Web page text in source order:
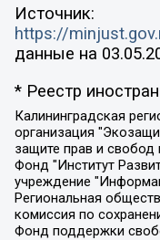
Источник:
https://
данные на
* Реестр
Калининградская региональная общественная организация "Экозащита!-Женсовет", Фонд содействия защите прав и свобод граждан "Общественный вердикт", Фонд "Институт Развития Свободы Информации", Частное учреждение "Информационное агентство МЕМО. РУ", Региональная общественная организация "Общественная комиссия по сохранению наследия академика Сахарова", Фонд поддержки свободы прессы, Санкт-Петербургская общественная правозащитная организация "Гражданский контроль", Межрегиональная общественная организация "Информационно-просветительский центр "Мемориал", Региональный Фонд "Центр Защиты Прав Средств Массовой Информации", с 05.12.2023 Фонд "Центр Защиты Прав Средств массовой информации", Региональная общественная благотворительная организация помощи беженцам и мигрантам "Гражданское содействие", Негосударственное образовательное учреждение дополнительного профессионального образования (повышение квалификации) специалистов "АКАДЕМИЯ ПО ПРАВАМ ЧЕЛОВЕКА", Свердловская региональная общественная организация "Сутяжник", Автономная некоммерческая организация "Центр независимых социологических исследований", Союз общественных объединений "Российский исследовательский центр по правам человека", Региональное общественное учреждение научно-информационный центр "МЕМОРИАЛ", Некоммерческая организация "Фонд защиты гласности", Автономная некоммерческая организация "Институт прав человека", Городская общественная организация "Екатеринбургское общество "МЕМОРИАЛ", Городская общественная организация "Рязанское историко-просветительское и правозащитное общество "Мемориал" (Рязанский Мемориал), Челябинский региональный орган общественной самодеятельности – женское общественное объединение "Женщины Евразии", Челябинский региональный орган общественной самодеятельности "Уральская правозащитная группа", Фонд содействия защите здоровья и социальной справедливости имени Андрея Рылькова, Автономная Некоммерческая Организация "Аналитический Центр Юрия Левады", Автономная некоммерческая организация социальной поддержки населения "Проект Апрель", Региональная общественная организация помощи женщинам и детям, находящимся в кризисной ситуации "Информационно-методический центр "Анна", Фонд содействия развитию массовых коммуникаций и правовому просвещению "Так-так-Так", Фонд содействия устойчивому развитию "Серебряная тайга", Свердловский региональный общественный фонд социальных проектов "Новое время", "Idel.Реалии", Кавказ.Реалии, Крым.Реалии, Телеканал Настоящее Время, Татаро-башкирская служба Радио Свобода (Azatliq Radiosi), Радио Свободная Европа/Радио Свобода (PCE/PC), "Сибирь.Реалии", "Фактограф", Благотворительный фонд помощи осужденным и их семьям, Автономная некоммерческая организация "Институт глобализации и социальных движений", Фонд "В защиту прав заключенных", Частное учреждение "Центр поддержки и содействия развитию средств массовой информации", Пензенский региональный общественный благотворительный фонд "Гражданский союз", "Север.Реалии", Некоммерческая организация Фонд "Правовая инициатива", Общество с ограниченной ответственностью "Радио Свободная Европа/Радио Свобода", Чешское информационное агентство "MEDIUM-ORIENT", Красноярская региональная общественная организация "Мы против СПИДа", Камалягин Денис Николаевич, Маркелов Сергей Евгеньевич, Пономарев Лев Александрович, Савицкая Людмила Алексеевна, Автономная некоммерческая организация "Центр по работе с проблемой насилия "НАСИЛИЮ.НЕТ", Межрегиональный профессиональный союз работников здравоохранения "Альянс врачей", Юридическое лицо, зарегистрированное в Латвийской Республике, SIA "Medusa Project" (регистрационный номер 40103797863, дата регистрации 10.06.2014), Некоммерческая организация "Фонд по борьбе с коррупцией", Автономная некоммерческая организация "Институт права и публичной политики", Баданин Роман Сергеевич, Гликин Максим Александрович, Железнова Мария Михайловна, Лукьянова Юлия Сергеевна, Маетная Елизавета Витальевна, Маняхин Петр Борисович, Чуракова Ольга Владимировна, Ярош Юлия Петровна, Юридическое лицо "The Insider SIA", зарегистрированное в Риге, Латвийская Республика (дата регистрации 26.06.2015), являющееся администратором доменного имени интернет-издания "The Insider SIA", https://theins.ru, Постернак Алексей Евгеньевич, Рубин Михаил Аркадьевич, Анин Роман Александрович, Юридическое лицо Istories fonds, зарегистрированное в Латвийской Республике (регистрационный номер 50008295751, дата регистрации 24.02.2020), Великовский Дмитрий Александрович, Долинина Ирина Николаевна, Мароховская Алеся Алексеевна, Шлейнов Роман Юрьевич, Шмагун Олеся Валентиновна, Общество с ограниченной ответственностью "Альтаир 2021", Общество с ограниченной